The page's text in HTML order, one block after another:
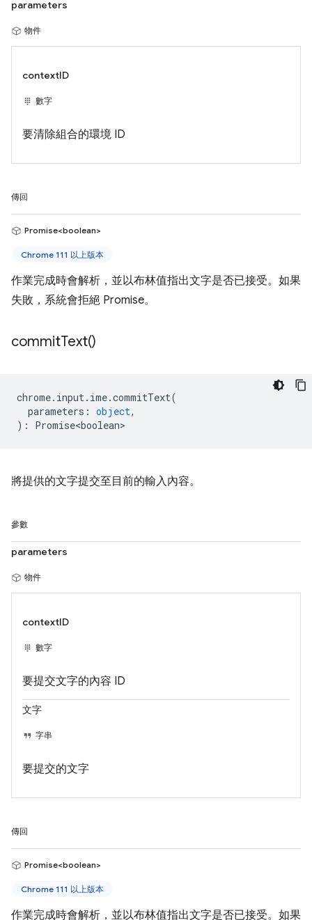
parameters
物件
contextID
數字
要清除組合的環境 ID
傳回
Promise<boolean>
Chrome 111 以上版本
作業完成時會解析，並以布林值指出文字是否已接受。如果
失敗，系統會拒絕 Promise。
commitText()
chrome. input. ime.commitText(
parameters : object,
) : Promise<boolean>
將提供的文字提交至目前的輸入內容。
參數
parameters
物件
contextID
數字
要提交文字的內容 ID
文字
字串
要提交的文字
傳回
Promise<boolean>
Chrome 111 以上版本
作業完成時會解析，並以布林值指出文字是否已接受。如果